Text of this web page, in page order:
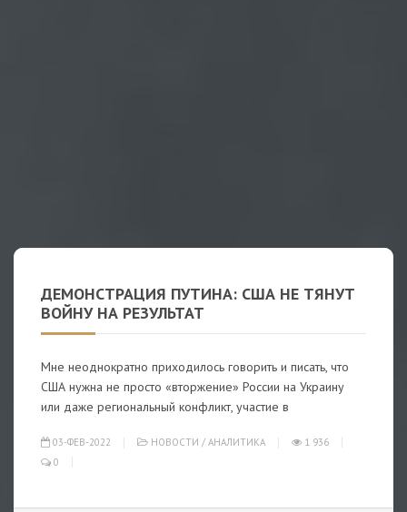
ДЕМОНСТРАЦИЯ ПУТИНА: США НЕ ТЯНУТ
ВОЙНУ НА РЕЗУЛЬТАТ
Мне неоднократно приходилось говорить и писать, что
США нужна не просто «вторжение» России на Украину
или даже региональный конфликт, участие в
03-ФЕВ-2022 НОВОСТИ / АНАЛИТИКА
1 936
0